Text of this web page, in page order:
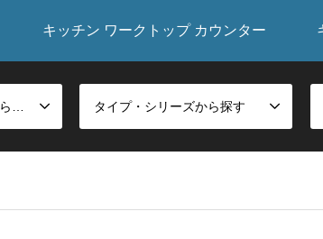
キッチン ワークトップ カウンター
タイプ・シリーズから探す